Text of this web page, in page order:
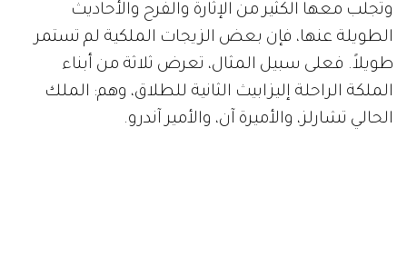
وتجلب معها الكثير من الإثارة والفرح والأحاديث
الطويلة عنها، فإن بعض الزيجات الملكية لم تستمر
طويلاً. فعلى سبيل المثال، تعرض ثلاثة من أبناء
الملكة الراحلة إليزابيث الثانية للطلاق، وهم: الملك
الحالي تشارلز، والأميرة آن، والأمير آندرو.